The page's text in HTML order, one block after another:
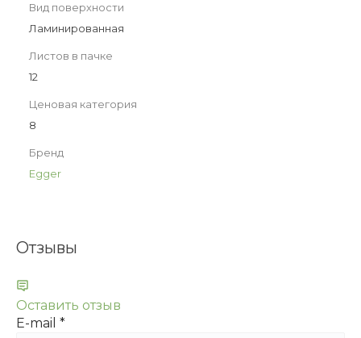
Вид поверхности
Ламинированная
Листов в пачке
12
Ценовая категория
8
Бренд
Egger
Отзывы
Оставить отзыв
E-mail *